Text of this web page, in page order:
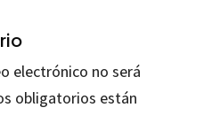
electrónico no será
obligatorios están